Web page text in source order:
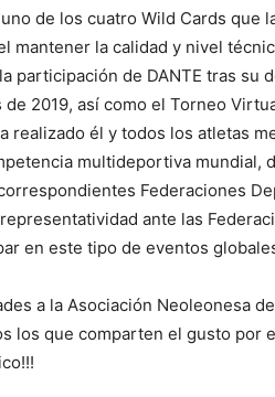
de los cuatro Wild Cards que
mantener la calidad y nivel
participación de DANTE tras su
2019, así como el Torneo
realizado él y todos los atletas
multideportiva mundial,
Federaciones
ante las
en este tipo de eventos
a la Asociación Neoleonesa
los que comparten el gusto